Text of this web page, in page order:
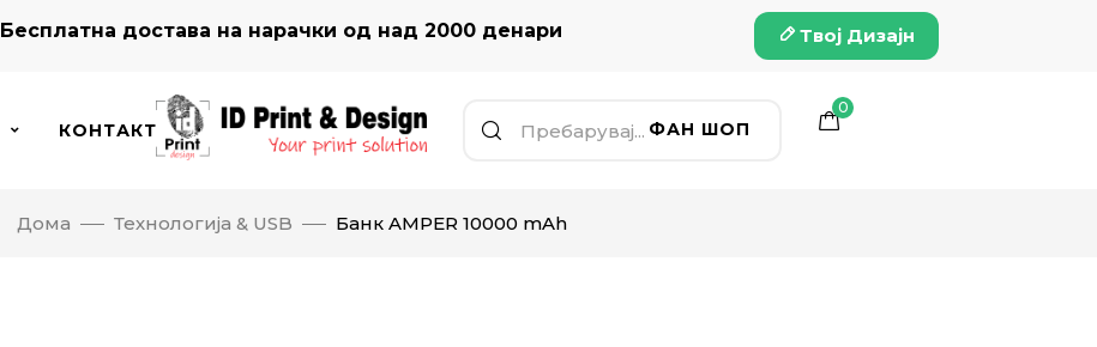
Бесплатна достава на нарачки од над 2000 денари Твој Дизајн
КОНТАКТ ФАН ШОП
0
Дома Технологија & USB Банк AMPER 10000 mAh